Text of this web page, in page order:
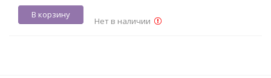
В корзину
Нет в наличии